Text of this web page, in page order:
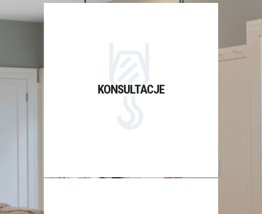
KONSULTACJE
projektu, oferujemy trzy pakiety